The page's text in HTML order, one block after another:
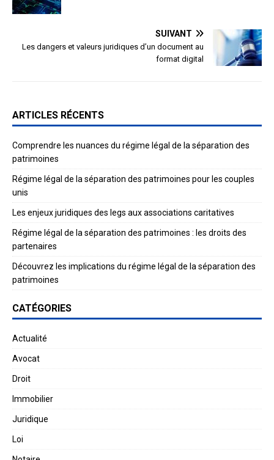
SUIVANT
Les dangers et valeurs juridiques d’un document au
format digital
ARTICLES RÉCENTS
Comprendre les nuances du régime légal de la séparation des
patrimoines
Régime légal de la séparation des patrimoines pour les couples
unis
Les enjeux juridiques des legs aux associations caritatives
Régime légal de la séparation des patrimoines : les droits des
partenaires
Découvrez les implications du régime légal de la séparation des
patrimoines
CATÉGORIES
Actualité
Avocat
Droit
Immobilier
Juridique
Loi